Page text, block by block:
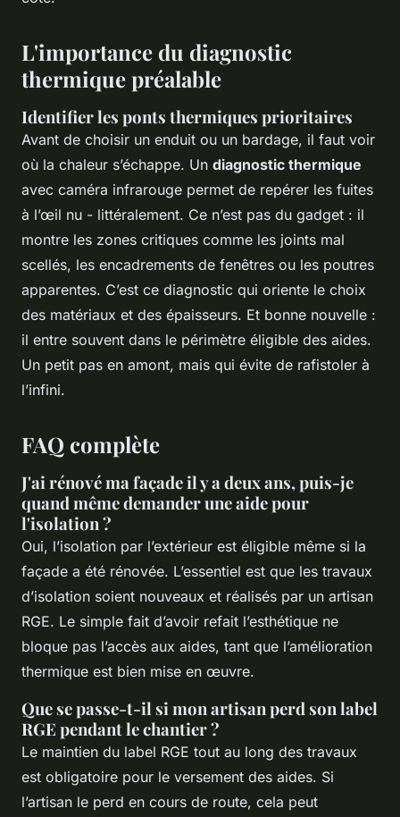
L'importance du diagnostic
thermique préalable
Identifier les ponts thermiques prioritaires
Avant de choisir un enduit ou un bardage, il faut voir
où la chaleur s’échappe. Un diagnostic thermique
avec caméra infrarouge permet de repérer les fuites
à l’œil nu - littéralement. Ce n’est pas du gadget : il
montre les zones critiques comme les joints mal
scellés, les encadrements de fenêtres ou les poutres
apparentes. C’est ce diagnostic qui oriente le choix
des matériaux et des épaisseurs. Et bonne nouvelle :
il entre souvent dans le périmètre éligible des aides.
Un petit pas en amont, mais qui évite de rafistoler à
l’infini.
FAQ complète
J'ai rénové ma façade il y a deux ans, puis-je
quand même demander une aide pour
l'isolation ?
Oui, l’isolation par l’extérieur est éligible même si la
façade a été rénovée. L’essentiel est que les travaux
d’isolation soient nouveaux et réalisés par un artisan
RGE. Le simple fait d’avoir refait l’esthétique ne
bloque pas l’accès aux aides, tant que l’amélioration
thermique est bien mise en œuvre.
Que se passe-t-il si mon artisan perd son label
RGE pendant le chantier ?
Le maintien du label RGE tout au long des travaux
est obligatoire pour le versement des aides. Si
l’artisan le perd en cours de route, cela peut